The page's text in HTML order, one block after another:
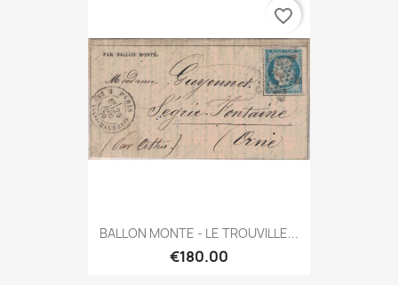
BALLON MONTE - LE TROUVILLE...
€180.00
favorite_border